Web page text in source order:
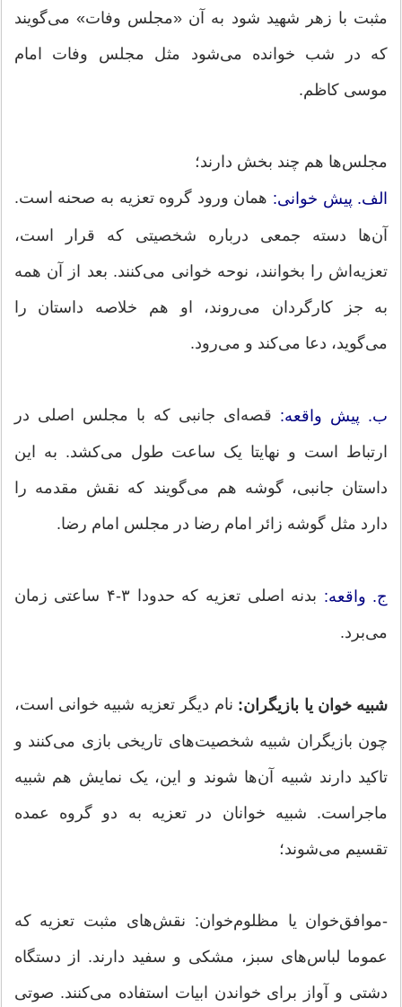
مثبت با زهر شهید شود به آن «مجلس وفات» می‌گویند
که در شب خوانده می‌شود مثل مجلس وفات امام
موسی کاظم.
مجلس‌ها هم چند بخش دارند؛
الف. پیش خوانی: همان ورود گروه تعزیه به صحنه است.
آن‌ها دسته جمعی درباره شخصیتی که قرار است،
تعزیه‌اش را بخوانند، نوحه خوانی می‌کنند. بعد از آن همه
به جز کارگردان می‌روند، او هم خلاصه داستان را
می‌گوید، دعا می‌کند و می‌رود.
ب. پیش واقعه: قصه‌ای جانبی که با مجلس اصلی در
ارتباط است و نهایتا یک ساعت طول می‌کشد. به این
داستان جانبی، گوشه هم می‌گویند که نقش مقدمه را
دارد مثل گوشه زائر امام رضا در مجلس امام رضا.
ج. واقعه: بدنه اصلی تعزیه که حدودا ۳-۴ ساعتی زمان
می‌برد.
شبیه خوان یا بازیگران: نام دیگر تعزیه شبیه خوانی‌ است،
چون بازیگران شبیه شخصیت‌های تاریخی بازی می‌کنند و
تاکید دارند شبیه آن‌ها شوند و این، یک نمایش هم شبیه
ماجراست. شبیه خوانان در تعزیه به دو گروه عمده
تقسیم می‌شوند؛
-موافق‌خوان یا مظلوم‌خوان: نقش‌های مثبت تعزیه که
عموما لباس‌های سبز، مشکی و سفید دارند. از دستگاه
دشتی و آواز برای خواندن ابیات استفاده می‌کنند. صوتی‏